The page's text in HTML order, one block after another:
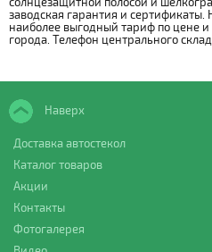
заводская гарантия и
наиболее выгодный тариф по цене и
города. Телефон центрального
Наверх
Доставка автостекол
Каталог товаров
Акции
Контакты
Фотогалерея